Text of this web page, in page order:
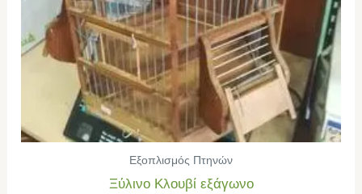
Εξοπλισμός Πτηνών
Ξύλινο Κλουβί εξάγωνο